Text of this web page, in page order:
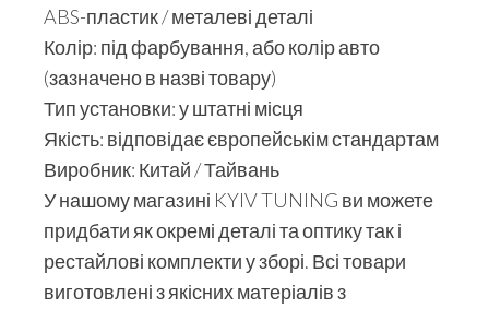
ABS-пластик / металеві деталі
Колір: під фарбування, або колір авто
(зазначено в назві товару)
Тип установки: у штатні місця
Якість: відповідає європейськім стандартам
Виробник: Китай / Тайвань
У нашому магазині KYIV TUNING ви можете
придбати як окремі деталі та оптику так і
рестайлові комплекти у зборі. Всі товари
виготовлені з якісних матеріалів з